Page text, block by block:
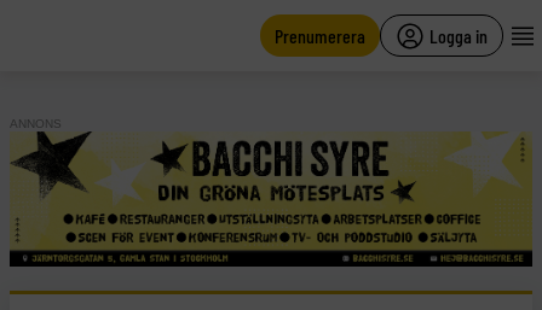
Prenumerera Logga in
ANNONS